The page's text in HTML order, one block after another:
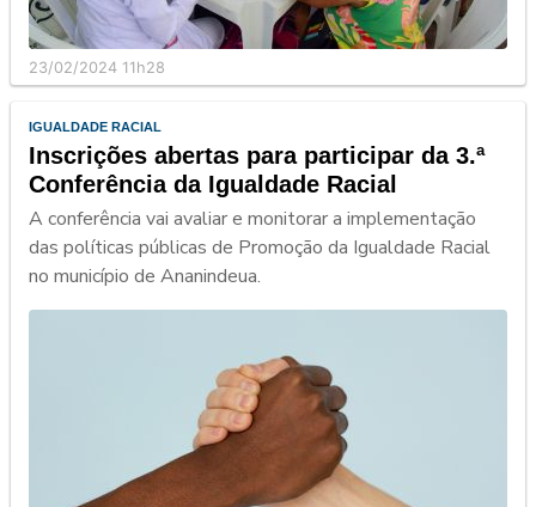
23/02/2024 11h28
IGUALDADE RACIAL
Inscrições abertas para participar da 3.ª
Conferência da Igualdade Racial
A conferência vai avaliar e monitorar a implementação
das políticas públicas de Promoção da Igualdade Racial
no município de Ananindeua.